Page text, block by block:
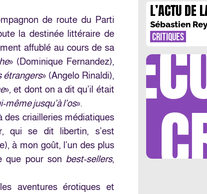
de route du Parti
la destinée littéraire de
affublé au cours de sa
» (Dominique Fernandez),
étrangers» (Angelo Rinaldi),
», et dont on a dit qu’il était
même jusqu’à l’os».
des criailleries médiatiques
qui se dit libertin, s’est
à mon goût, l’un des plus
que pour son best-sellers,
aventures érotiques et
L’ACTU DE
JUIN
Sébastien
CRITIQUES
LES